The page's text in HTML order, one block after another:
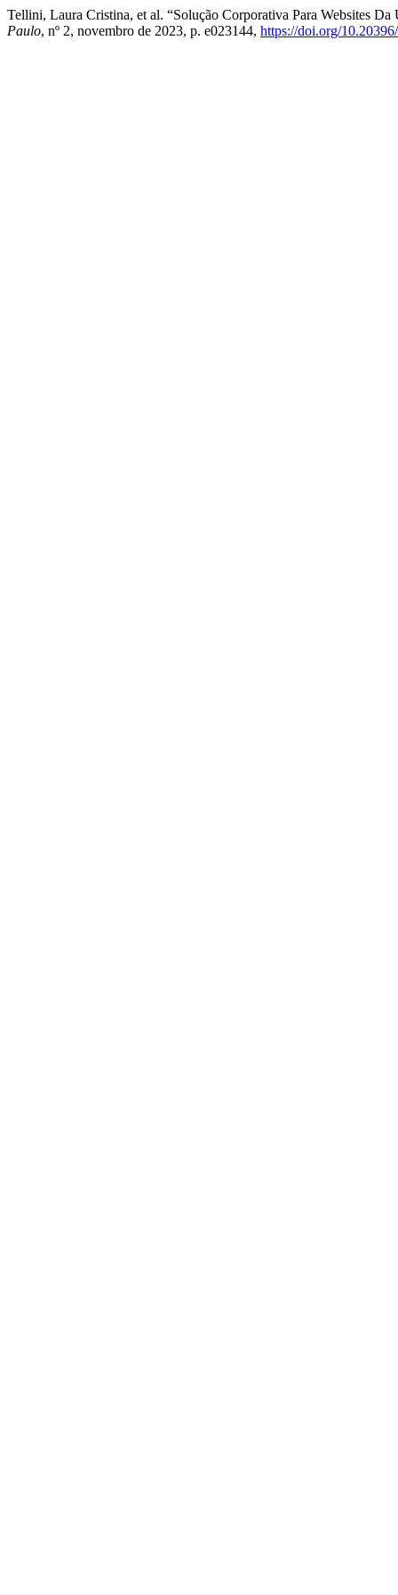
Tellini, Laura Cristina, et al. “Solução Corporativa Para Websites
Paulo, nº 2, novembro de 2023, p. e023144, https://doi.org/